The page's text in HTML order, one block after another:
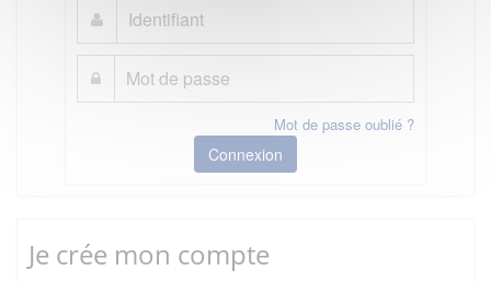
Mot de passe oublié ?
Connexion
Je crée mon compte